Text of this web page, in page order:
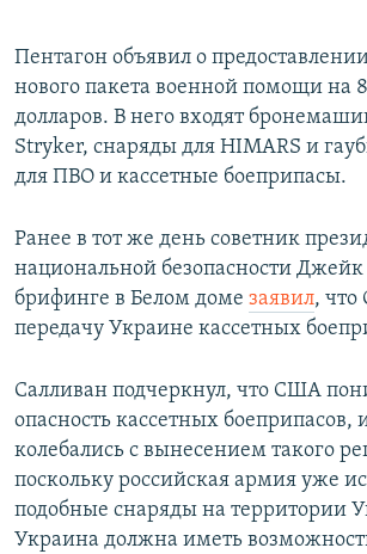
Все сайты РСЕ/РС
Пентагон объявил о
нового пакета военной помощи на
долларов. В него входят
Stryker, снаряды для HIMARS и
для ПВО и кассетные боеприпасы.
Ранее в тот же день советник
национальной безопасности
брифинге в Белом доме заявил,
передачу Украине кассетных
Салливан подчеркнул, что США
опасность кассетных боеприпасов,
колебались с вынесением такого
поскольку российская армия уже
подобные снаряды на территории
Украина должна иметь